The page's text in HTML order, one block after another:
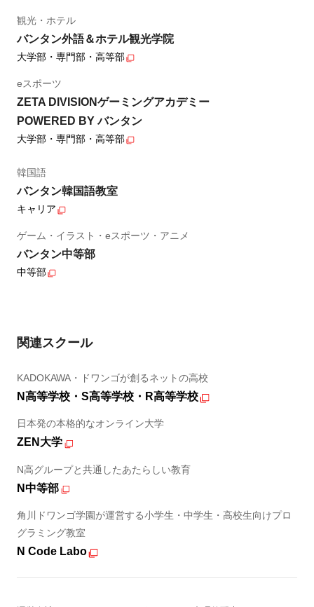
観光・ホテル
バンタン外語＆ホテル観光学院
大学部・専門部・高等部
eスポーツ
ZETA DIVISIONゲーミングアカデミー
POWERED BY バンタン
大学部・専門部・高等部
韓国語
バンタン韓国語教室
キャリア
ゲーム・イラスト・eスポーツ・アニメ
バンタン中等部
中等部
関連スクール
KADOKAWA・ドワンゴが創るネットの高校
N高等学校・S高等学校・R高等学校
日本発の本格的なオンライン大学
ZEN大学
N高グループと共通したあたらしい教育
N中等部
角川ドワンゴ学園が運営する小学生・中学生・高校生向けプロ
グラミング教室
N Code Labo